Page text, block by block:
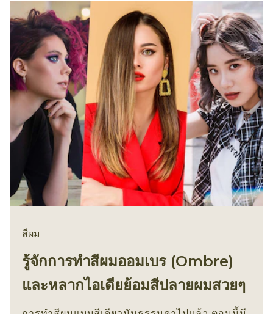
สีผม
รู้จักการทำสีผมออมเบร (Ombre)
และหลากไอเดียย้อมสีปลายผมสวยๆ